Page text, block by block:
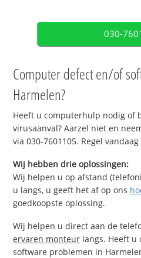
030-
Computer defect en/of
Harmelen?
Heeft u computerhulp nodig of
virusaanval? Aarzel niet en
via 030-7601105. Regel
Wij hebben drie oplossingen:
Wij helpen u op afstand
u langs, u geeft het af op ons
goedkoopste oplossing.
Wij helpen u direct aan de
ervaren monteur langs. Heeft u
software problemen in